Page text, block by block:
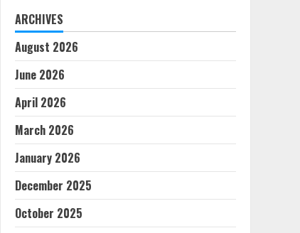
ARCHIVES
August 2026
June 2026
April 2026
March 2026
January 2026
December 2025
October 2025